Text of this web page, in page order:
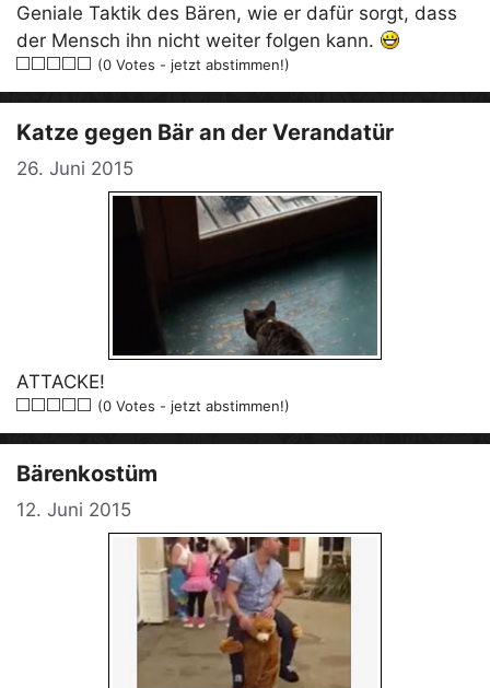
Geniale Taktik des Bären, wie er dafür sorgt, dass
der Mensch ihn nicht weiter folgen kann.
(0 Votes - jetzt abstimmen!)
Katze gegen Bär an der Verandatür
26. Juni 2015
ATTACKE!
(0 Votes - jetzt abstimmen!)
Bärenkostüm
12. Juni 2015